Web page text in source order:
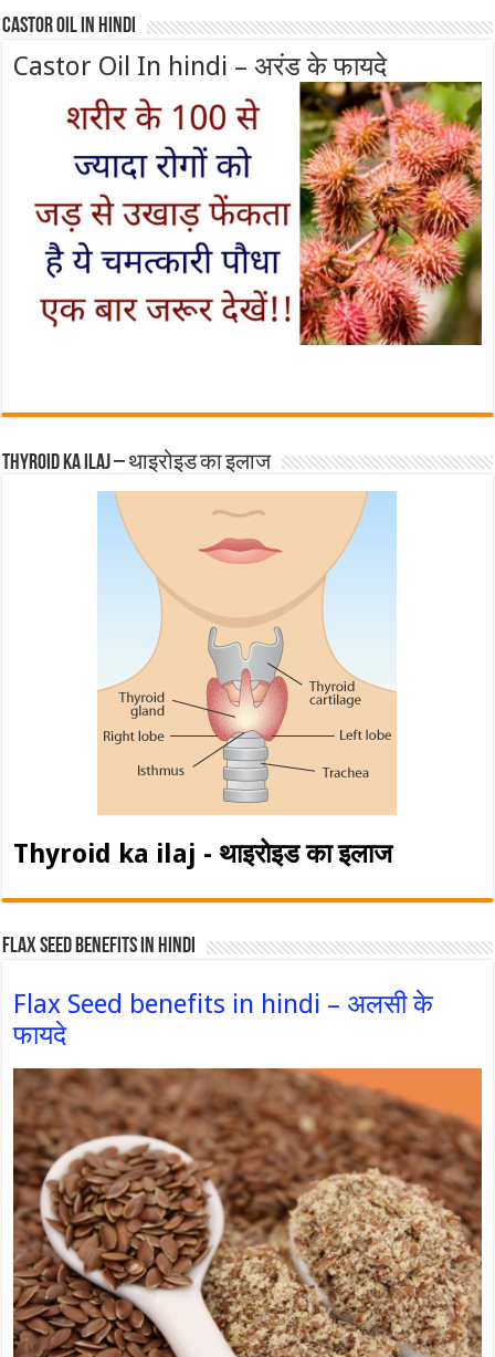
Castor Oil In Hindi
Castor Oil In hindi – अरंड के फायदे
Thyroid ka ilaj – थाइरोइड का इलाज
Thyroid ka ilaj - थाइरोइड का इलाज
Flax Seed Benefits in hindi
Flax Seed benefits in hindi – अलसी के
फायदे